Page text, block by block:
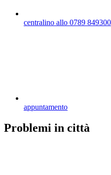
centralino allo 0789 849300
appuntamento
Problemi in città